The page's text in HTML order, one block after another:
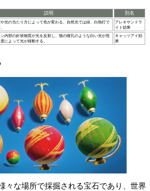
説明 別名
や光の当たり方によって色が変わる。自然光では緑、白熱灯で
アレキサンドラ
イト効果
ン内部の針状物質が光を反射し、猫の瞳孔のような白い光が現
によって光が移動する。
キャッツアイ効
果
々な場所で採掘される宝石であり、世界